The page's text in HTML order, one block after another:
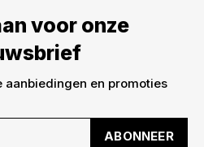
nieuwe drops, acties en
is niet geldig op sale!
voor onze
aanbiedingen en promoties
ABONNEER